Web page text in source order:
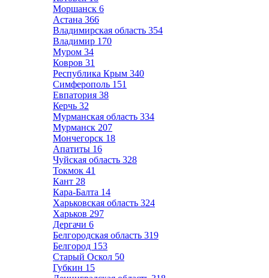
Моршанск 6
Астана 366
Владимирская область 354
Владимир 170
Муром 34
Ковров 31
Республика Крым 340
Симферополь 151
Евпатория 38
Керчь 32
Мурманская область 334
Мурманск 207
Мончегорск 18
Апатиты 16
Чуйская область 328
Токмок 41
Кант 28
Кара-Балта 14
Харьковская область 324
Харьков 297
Дергачи 6
Белгородская область 319
Белгород 153
Старый Оскол 50
Губкин 15